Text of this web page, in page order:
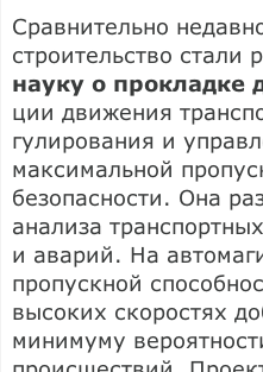
Сравнительно
строительство стали
науку о прокладке
ции движения
гулирования и
максимальной
безопасности. Она
анализа
и аварий. На
пропускной
высоких скоростях
минимуму